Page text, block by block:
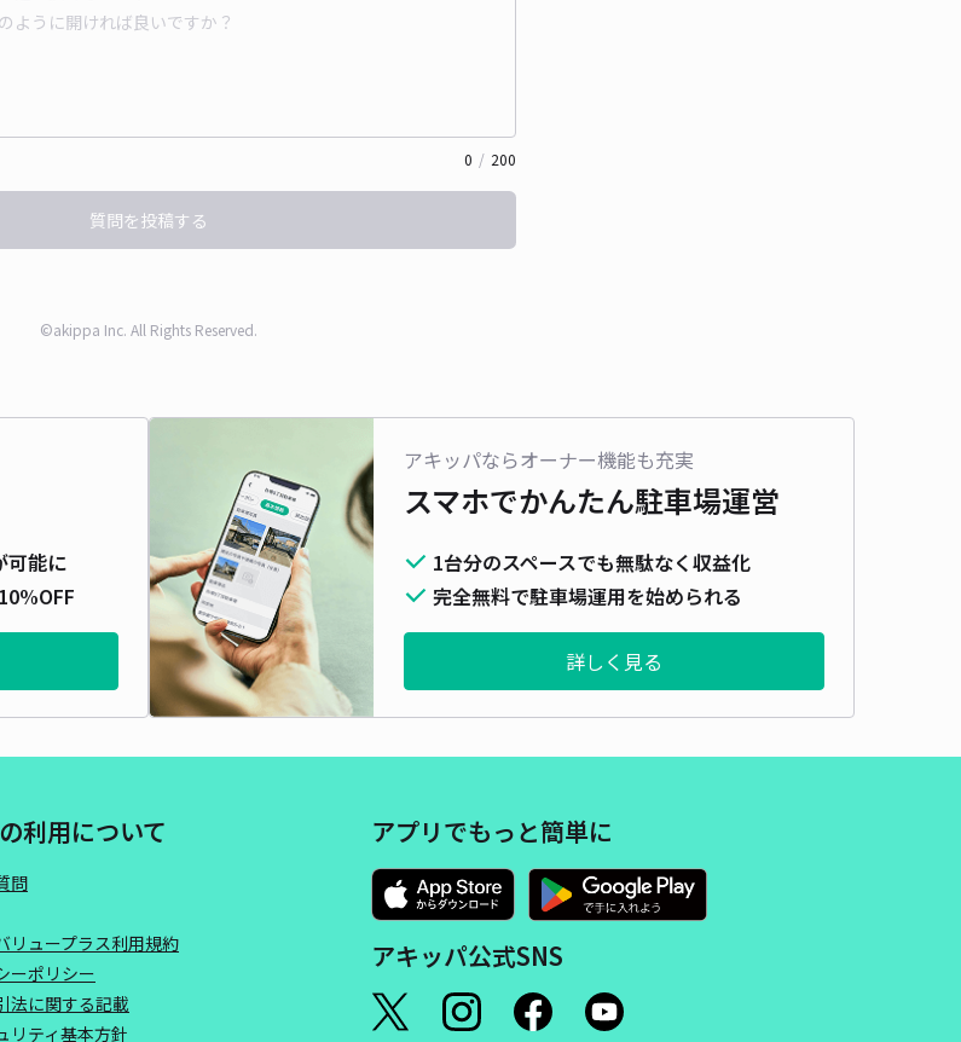
0 / 200
質問を投稿する
©akippa Inc. All Rights Reserved.
可能に
アキッパならオーナー機能も充実
スマホでかんたん駐車場運営
1台分のスペースでも無駄なく収益化
完全無料で駐車場運用を始められる
詳しく見る
利用について
問
リュープラス利用規約
ーポリシー
法に関する記載
リティ基本方針
アプリでもっと簡単に
アキッパ公式SNS